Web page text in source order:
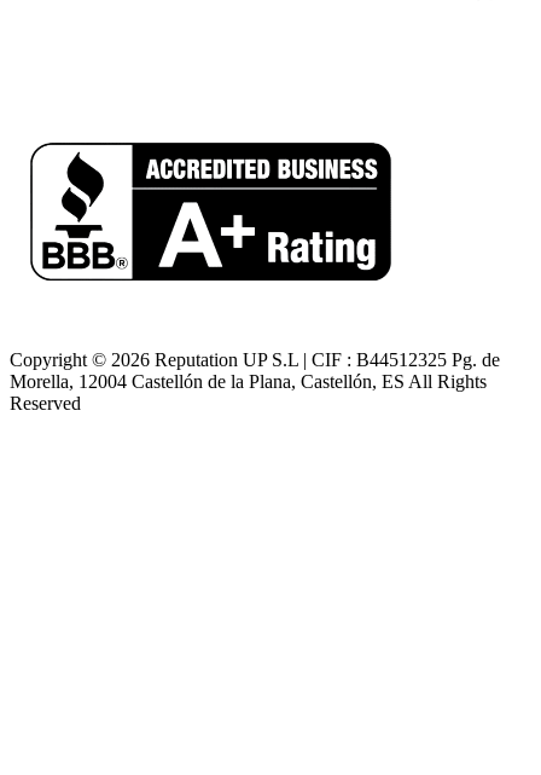
Copyright © 2026 Reputation UP S.L | CIF : B44512325 Pg. de
Morella, 12004 Castellón de la Plana, Castellón, ES All Rights
Reserved